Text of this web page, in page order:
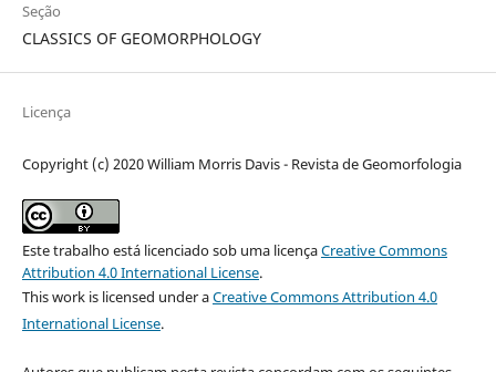
Seção
CLASSICS OF GEOMORPHOLOGY
Licença
Copyright (c) 2020 William Morris Davis - Revista de Geomorfologia
Este trabalho está licenciado sob uma licençaCreative Commons
Attribution 4.0 International License.
This work is licensed under aCreative Commons Attribution 4.0
International License.